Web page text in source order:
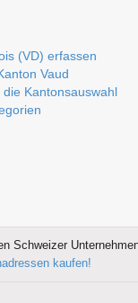
(VD) erfassen
Vaud
Kantonsauswahl
Schweizer
kaufen!